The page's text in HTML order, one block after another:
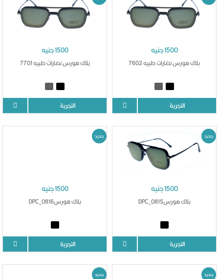
1500 جنيه
بلاك هورس نضارات طبيه 7602
التجربة
1500 جنيه
بلاك هورس نضارات طبيه 7701
التجربة
1500 جنيه
بلاك هورسDPC_0815
التجربة
جديد
1500 جنيه
بلاك هورسDPC_0816
التجربة
جديد
جديد جديد